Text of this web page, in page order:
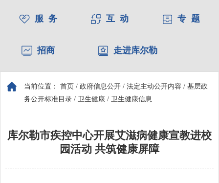
服 务 互 动 专 题
招商 走进库尔勒
当前位置： 首页 / 政府信息公开 / 法定主动公开内容 / 基层政
务公开标准目录 / 卫生健康 / 卫生健康信息
库尔勒市疾控中心开展艾滋病健康宣教进校
园活动 共筑健康屏障